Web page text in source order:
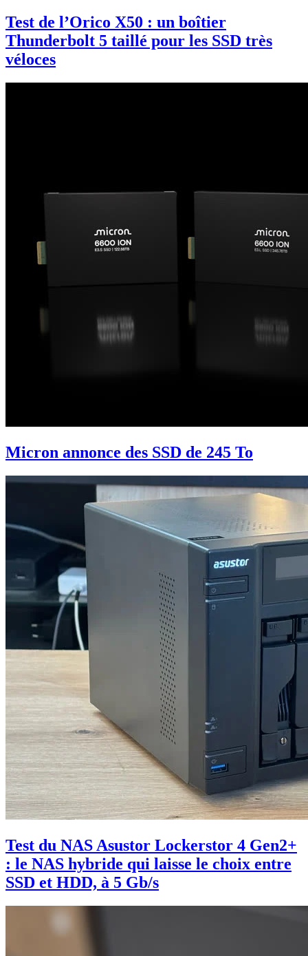
Test de l’Orico X50 : un boîtier
Thunderbolt 5 taillé pour les SSD très
véloces
Micron annonce des SSD de 245 To
Test du NAS Asustor Lockerstor 4 Gen2+
: le NAS hybride qui laisse le choix entre
SSD et HDD, à 5 Gb/s